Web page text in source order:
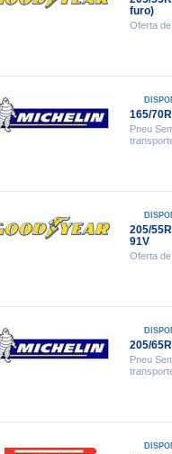
furo)
Oferta
165/
Pneu
205/
91V
Oferta
205/
Pneu